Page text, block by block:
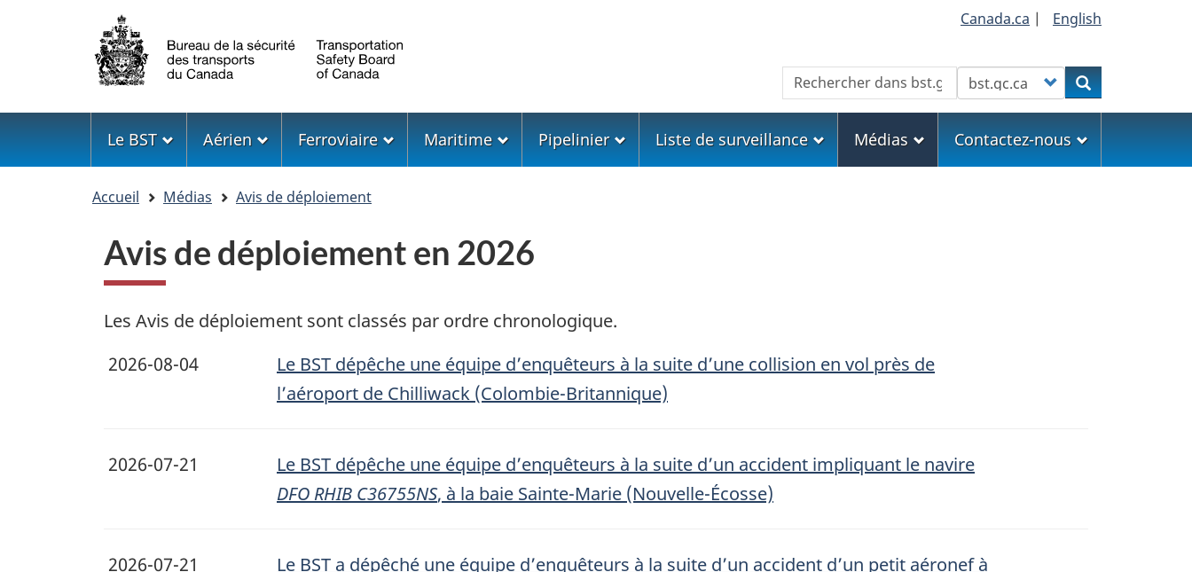
Sélection
de
la
langue
Canada.ca | English
Rechercher Customize your searchRechercher
Menu
Le BST Aérien Ferroviaire Maritime Pipelinier Liste de surveillance Médias Contactez-nous
Accueil Médias Avis de déploiement
Avis de déploiement en 2026
Les Avis de déploiement sont classés par ordre chronologique.
2026-08-04
Le BST dépêche une équipe d’enquêteurs à la suite d’une collision en vol près de
l’aéroport de Chilliwack (Colombie-Britannique)
2026-07-21
Le BST dépêche une équipe d’enquêteurs à la suite d’un accident impliquant le navire
DFO RHIB C36755NS, à la baie Sainte-Marie (Nouvelle-Écosse)
2026-07-21
Le BST a dépêché une équipe d’enquêteurs à la suite d’un accident d’un petit aéronef à